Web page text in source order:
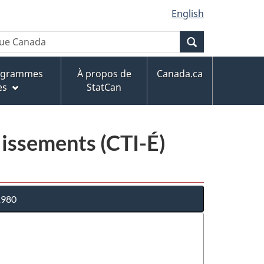
English
À propos de
StatCan
Canada.ca
(CTI-É)